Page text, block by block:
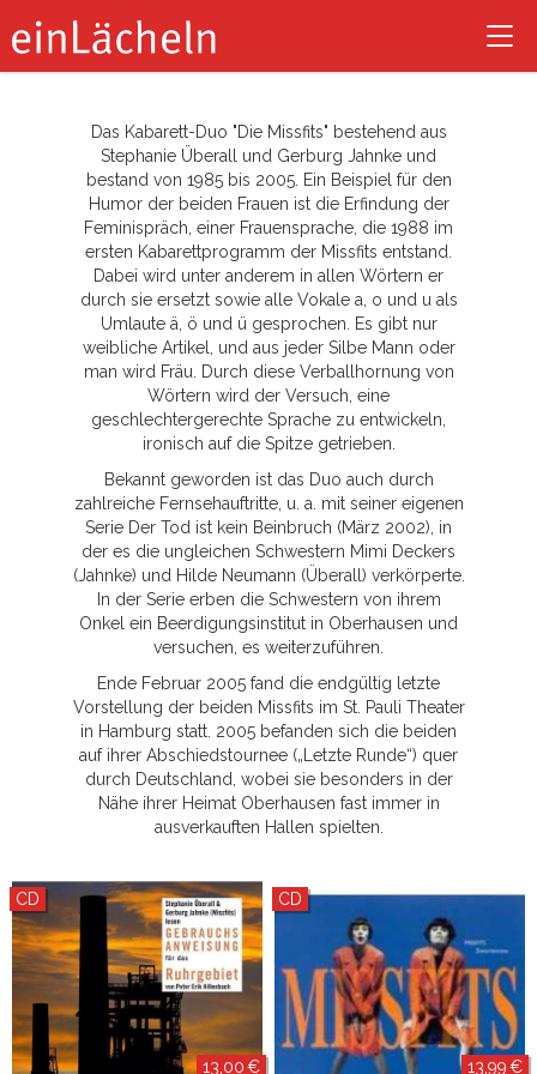
Missfits
Das Kabarett-Duo "Die Missfits" bestehend aus
Stephanie Überall und Gerburg Jahnke und
bestand von 1985 bis 2005. Ein Beispiel für den
Humor der beiden Frauen ist die Erfindung der
Feminispräch, einer Frauensprache, die 1988 im
ersten Kabarettprogramm der Missfits entstand.
Dabei wird unter anderem in allen Wörtern er
durch sie ersetzt sowie alle Vokale a, o und u als
Umlaute ä, ö und ü gesprochen. Es gibt nur
weibliche Artikel, und aus jeder Silbe Mann oder
man wird Fräu. Durch diese Verballhornung von
Wörtern wird der Versuch, eine
geschlechtergerechte Sprache zu entwickeln,
ironisch auf die Spitze getrieben.
Bekannt geworden ist das Duo auch durch
zahlreiche Fernsehauftritte, u. a. mit seiner eigenen
Serie Der Tod ist kein Beinbruch (März 2002), in
der es die ungleichen Schwestern Mimi Deckers
(Jahnke) und Hilde Neumann (Überall) verkörperte.
In der Serie erben die Schwestern von ihrem
Onkel ein Beerdigungsinstitut in Oberhausen und
versuchen, es weiterzuführen.
Ende Februar 2005 fand die endgültig letzte
Vorstellung der beiden Missfits im St. Pauli Theater
in Hamburg statt. 2005 befanden sich die beiden
auf ihrer Abschiedstournee („Letzte Runde“) quer
durch Deutschland, wobei sie besonders in der
Nähe ihrer Heimat Oberhausen fast immer in
ausverkauften Hallen spielten.
CD
13,00 €
CD
13,99 €